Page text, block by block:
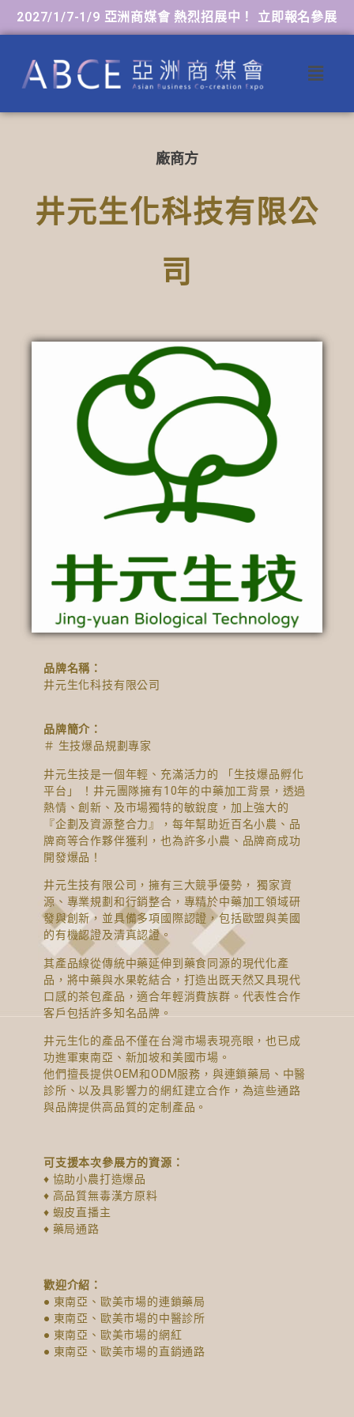
2027/1/7-1/9 亞洲商媒會 熱烈招展中！ 立即報名參展
廠商方
井元生化科技有限公
司
品牌名稱：
井元生化科技有限公司
品牌簡介：
＃ 生技爆品規劃專家
井元生技是一個年輕、充滿活力的 「生技爆品孵化
平台」 ！井元團隊擁有10年的中藥加工背景，透過
熱情、創新、及市場獨特的敏銳度，加上強大的
『企劃及資源整合力』，每年幫助近百名小農、品
牌商等合作夥伴獲利，也為許多小農、品牌商成功
開發爆品！
井元生技有限公司，擁有三大競爭優勢， 獨家資
源、專業規劃和行銷整合，專精於中藥加工領域研
發與創新，並具備多項國際認證，包括歐盟與美國
的有機認證及清真認證。
其產品線從傳統中藥延伸到藥食同源的現代化產
品，將中藥與水果乾結合，打造出既天然又具現代
口感的茶包產品，適合年輕消費族群。代表性合作
客戶包括許多知名品牌。
井元生化的產品不僅在台灣市場表現亮眼，也已成
功進軍東南亞、新加坡和美國市場。
他們擅長提供OEM和ODM服務，與連鎖藥局、中醫
診所、以及具影響力的網紅建立合作，為這些通路
與品牌提供高品質的定制產品。
可支援本次參展方的資源：
♦ 協助小農打造爆品
♦ 高品質無毒漢方原料
♦ 蝦皮直播主
♦ 藥局通路
歡迎介紹：
● 東南亞、歐美市場的連鎖藥局
● 東南亞、歐美市場的中醫診所
● 東南亞、歐美市場的網紅
● 東南亞、歐美市場的直銷通路